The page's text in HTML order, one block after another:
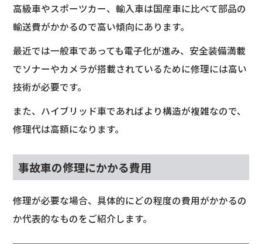
高級車やスポーツカー、輸入車は国産車に比べて部品の
輸送費がかかるので高い傾向にあります。
最近では一般車であっても電子化が進み、安全装備満載
でソナーやカメラが搭載されているために修理には高い
技術が必要です。
また、ハイブリッド車であればより構造が複雑なので、
修理代は高額になります。
事故車の修理にかかる費用
修理が必要な場合、具体的にどの程度の費用がかかるの
か代表的なものをご紹介します。